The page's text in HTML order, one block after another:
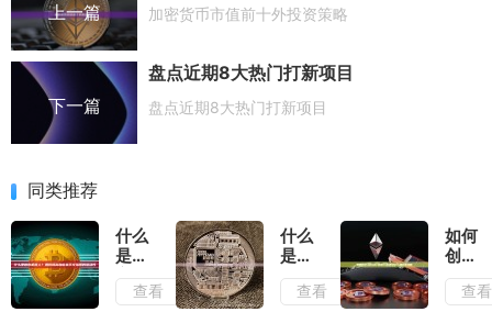
上一篇 加密货币市值前十外投资策略
下一篇
盘点近期8大热门打新项目
盘点近期8大热门打新项目
同类推荐
什么
是做
市机
查看
什么
是布
林
带？
查看
如何
创建
USDC
查看